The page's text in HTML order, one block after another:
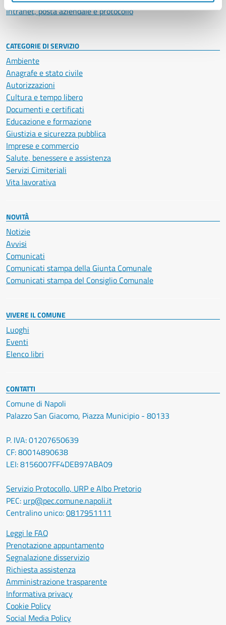
Intranet, posta aziendale e protocollo
CATEGORIE DI SERVIZIO
Ambiente
Anagrafe e stato civile
Autorizzazioni
Cultura e tempo libero
Documenti e certificati
Educazione e formazione
Giustizia e sicurezza pubblica
Imprese e commercio
Salute, benessere e assistenza
Servizi Cimiteriali
Vita lavorativa
NOVITÀ
Notizie
Avvisi
Comunicati
Comunicati stampa della Giunta Comunale
Comunicati stampa del Consiglio Comunale
VIVERE IL COMUNE
Luoghi
Eventi
Elenco libri
CONTATTI
Comune di Napoli
Palazzo San Giacomo, Piazza Municipio - 80133
P. IVA: 01207650639
CF: 80014890638
LEI: 8156007FF4DEB97ABA09
Servizio Protocollo, URP e Albo Pretorio
PEC: urp@pec.comune.napoli.it
Centralino unico:0817951111
Leggi le FAQ
Prenotazione appuntamento
Segnalazione disservizio
Richiesta assistenza
Amministrazione trasparente
Informativa privacy
Cookie Policy
Social Media Policy